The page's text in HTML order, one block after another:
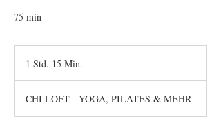
75 min
1 Std. 15 Min.
d
1
CHI LOFT - YOGA, PILATES & MEHR